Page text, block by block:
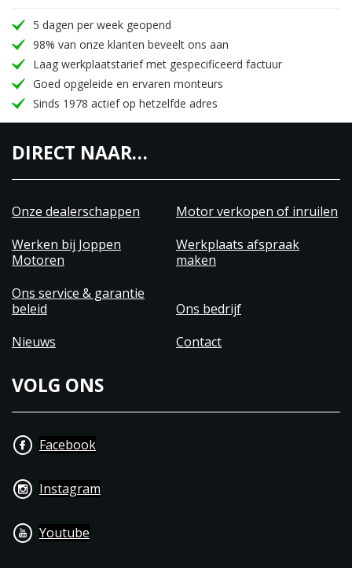
5 dagen per week geopend
98% van onze klanten beveelt ons aan
Laag werkplaatstarief met gespecificeerd factuur
Goed opgeleide en ervaren monteurs
Sinds 1978 actief op hetzelfde adres
DIRECT NAAR…
Onze dealerschappen
Motor verkopen of inruilen
Werken bij Joppen
Motoren
Werkplaats afspraak
maken
Ons service & garantie
beleid
Ons bedrijf
Nieuws
Contact
VOLG ONS
Facebook
Instagram
Youtube